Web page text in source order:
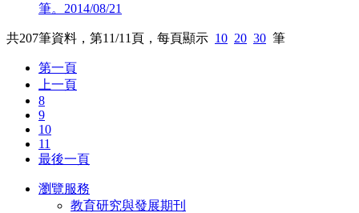
筆。 2014/08/21
共207筆資料，第11/11 頁，每頁顯示 10 20 30 筆
第一頁
上一頁
8
9
10
11
最後一頁
瀏覽服務
教育研究與發展期刊